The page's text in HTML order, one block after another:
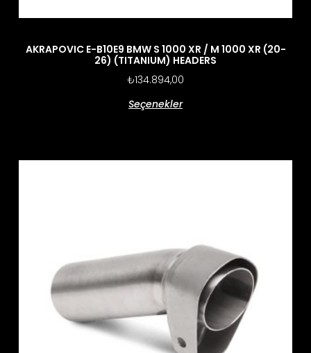
AKRAPOVIC E-B10E9 BMW S 1000 XR / M 1000 XR (20-
26) (TITANIUM) HEADERS
₺134.894,00
Seçenekler